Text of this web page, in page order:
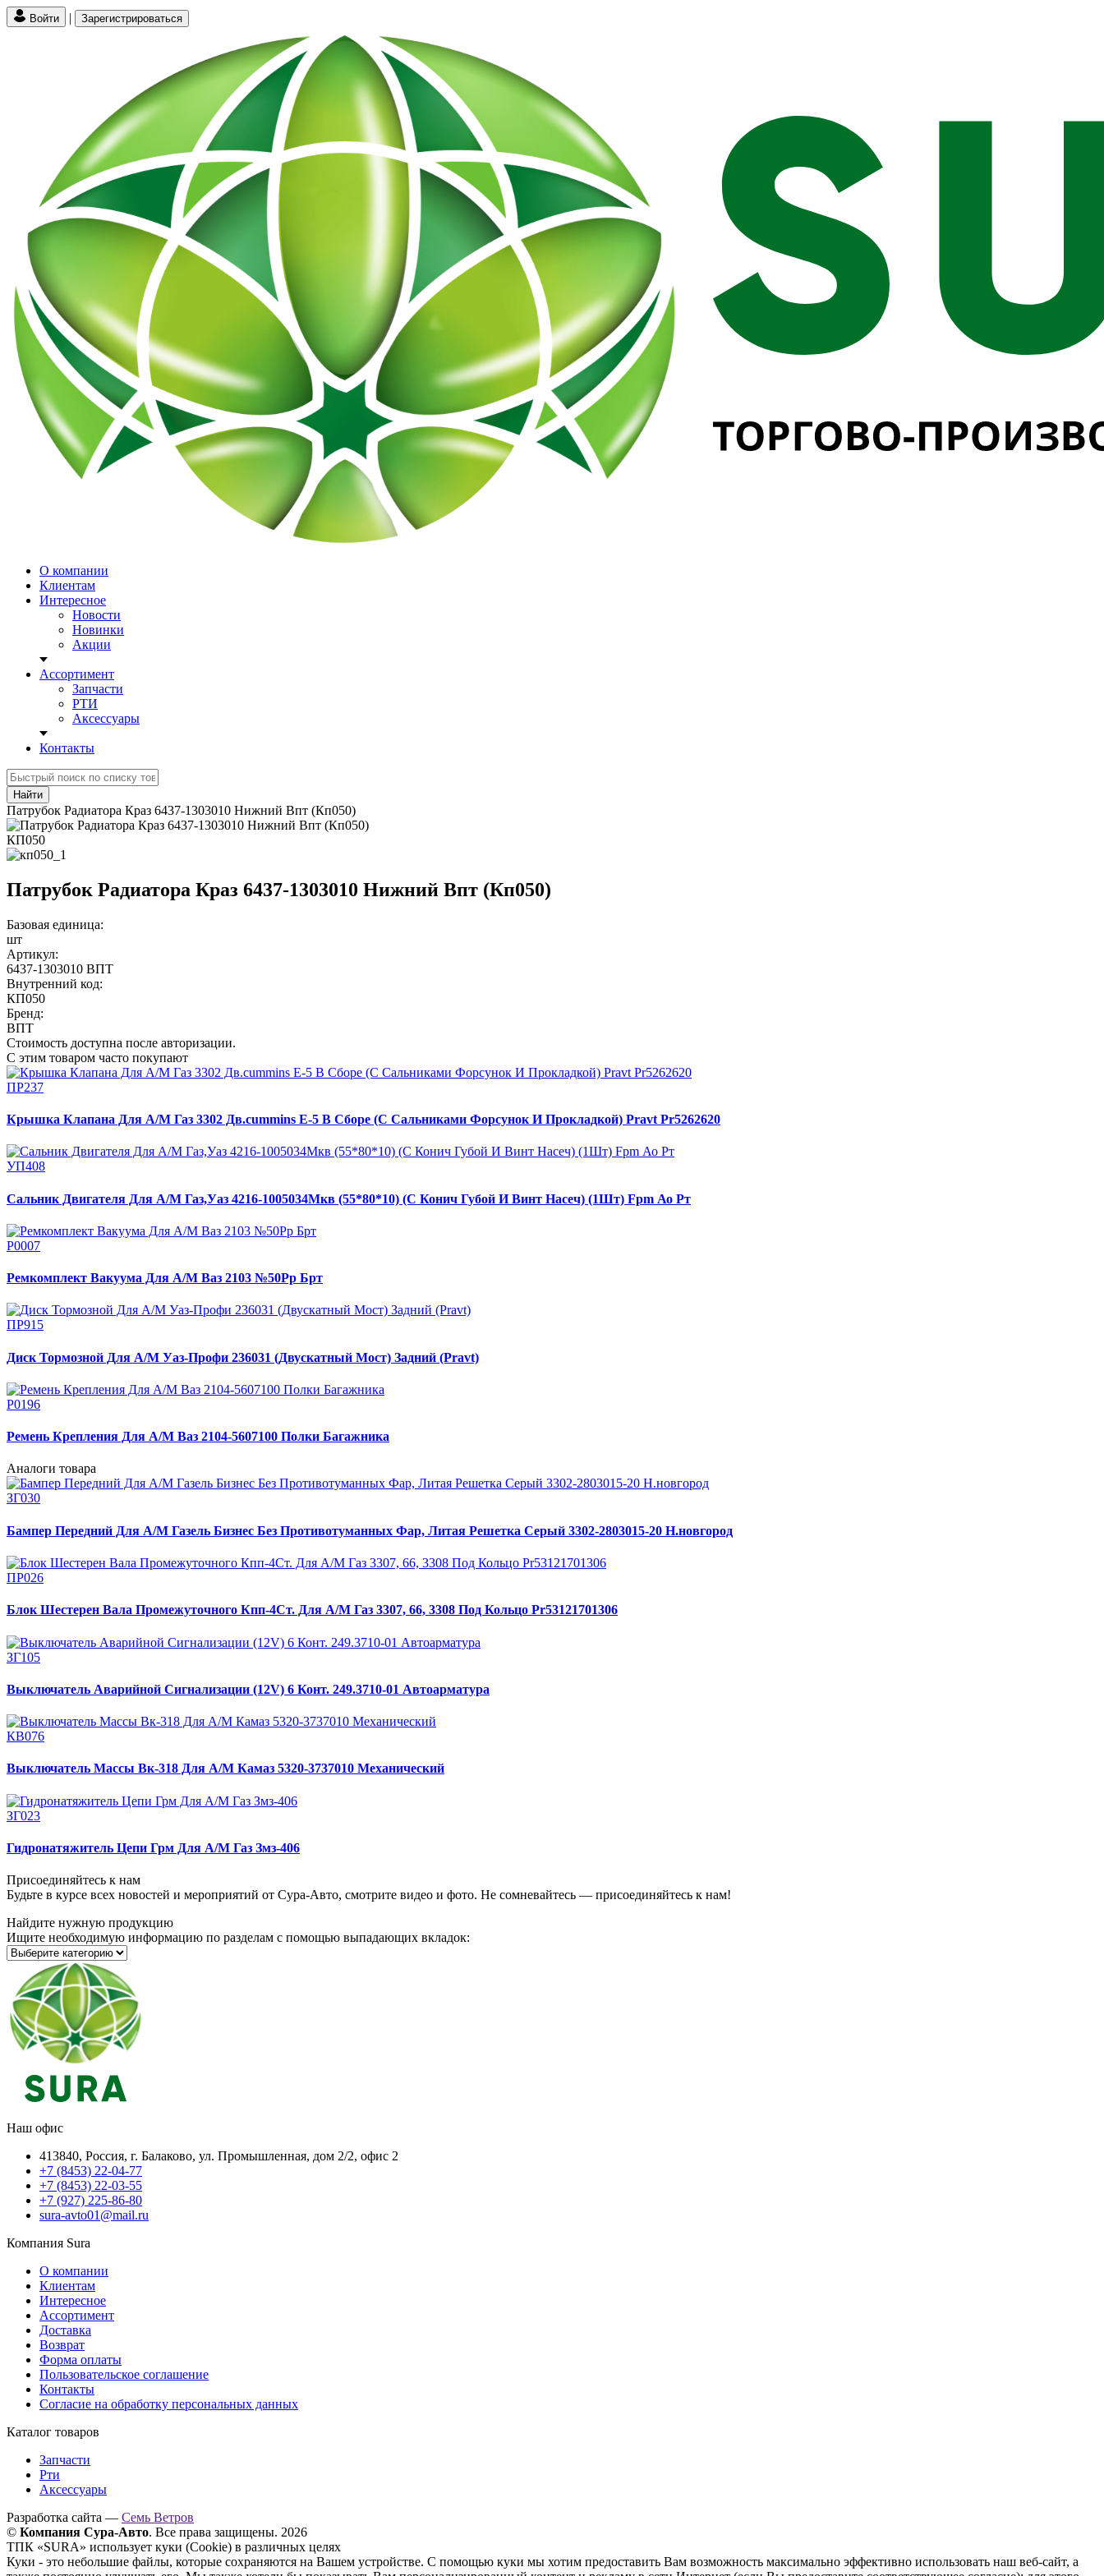
Войти | Зарегистрироваться
О компании
Клиентам
Интересное
Новости
Новинки
Акции
Ассортимент
Запчасти
РТИ
Аксессуары
Контакты
Найти
Патрубок Радиатора Краз 6437-1303010 Нижний Впт (Кп050)
КП050
Патрубок Радиатора Краз 6437-1303010 Нижний Впт (Кп050)
Базовая единица:
шт
Артикул:
6437-1303010 ВПТ
Внутренний код:
КП050
Бренд:
ВПТ
Стоимость доступна после авторизации.
С этим товаром часто покупают
ПР237
Крышка Клапана Для А/М Газ 3302 Дв.cummins Е-5 В Сборе (С Сальниками Форсунок И Прокладкой) Pravt Pr5262620
УП408
Сальник Двигателя Для А/М Газ,Уаз 4216-1005034Мкв (55*80*10) (С Конич Губой И Винт Насеч) (1Шт) Fpm Ао Рт
Р0007
Ремкомплект Вакуума Для А/М Ваз 2103 №50Рр Брт
ПР915
Диск Тормозной Для А/М Уаз-Профи 236031 (Двускатный Мост) Задний (Pravt)
Р0196
Ремень Крепления Для А/М Ваз 2104-5607100 Полки Багажника
Аналоги товара
ЗГ030
Бампер Передний Для А/М Газель Бизнес Без Противотуманных Фар, Литая Решетка Серый 3302-2803015-20 Н.новгород
ПР026
Блок Шестерен Вала Промежуточного Кпп-4Ст. Для А/М Газ 3307, 66, 3308 Под Кольцо Pr53121701306
ЗГ105
Выключатель Аварийной Сигнализации (12V) 6 Конт. 249.3710-01 Автоарматура
КВ076
Выключатель Массы Вк-318 Для А/М Камаз 5320-3737010 Механический
ЗГ023
Гидронатяжитель Цепи Грм Для А/М Газ Змз-406
Присоединяйтесь к нам
Будьте в курсе всех новостей и мероприятий от Сура-Авто, смотрите видео и фото. Не сомневайтесь — присоединяйтесь к нам!
Найдите нужную продукцию
Ищите необходимую информацию по разделам с помощью выпадающих вкладок:
Наш офис
413840, Россия, г. Балаково, ул. Промышленная, дом 2/2, офис 2
+7 (8453) 22-04-77
+7 (8453) 22-03-55
+7 (927) 225-86-80
sura-avto01@mail.ru
Компания Sura
О компании
Клиентам
Интересное
Ассортимент
Доставка
Возврат
Форма оплаты
Пользовательское соглашение
Контакты
Согласие на обработку персональных данных
Каталог товаров
Запчасти
Рти
Аксессуары
Разработка сайта — Семь Ветров
© Компания Сура-Авто. Все права защищены. 2026
ТПК «SURA» использует куки (Cookie) в различных целях
Куки - это небольшие файлы, которые сохраняются на Вашем устройстве. С помощью куки мы хотим предоставить Вам возможность максимально эффективно использовать наш веб-сайт, а